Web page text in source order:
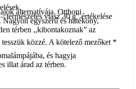
alternatívája. Otthoni
Nagyon egyszerű és hatékony,
térben ,,kibontakoznak” az
és hagyja
illat árad az térben.
természetes viasz 30 g” értékelése
közzé. A kötelező mezőket *